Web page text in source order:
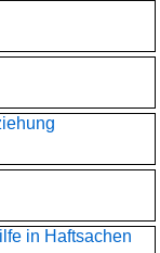
in Haftsachen